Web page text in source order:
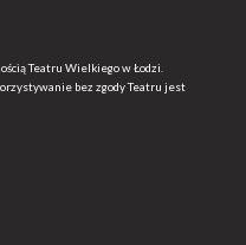
Teatru Wielkiego w Łodzi.
bez zgody Teatru jest